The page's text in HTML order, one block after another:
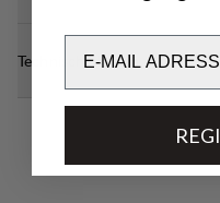
Technische Daten